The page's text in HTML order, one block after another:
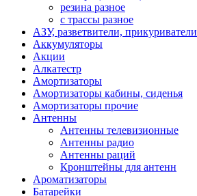
резина разное
с трассы разное
АЗУ, разветвители, прикуриватели
Аккумуляторы
Акции
Алкатестр
Амортизаторы
Амортизаторы кабины, сиденья
Амортизаторы прочие
Антенны
Антенны телевизионные
Антенны радио
Антенны раций
Кронштейны для антенн
Ароматизаторы
Батарейки